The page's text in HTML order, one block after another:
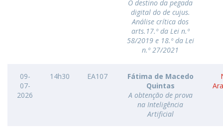
O destino da pegada
digital do de cujus.
Análise crítica dos
arts.17.º da Lei n.º
58/2019 e 18.º da Lei
n.º 27/2021
09-
07-
2026
14h30 EA107
Fátima de Macedo
Quintas
A obtenção de prova
na Inteligência
Artificial